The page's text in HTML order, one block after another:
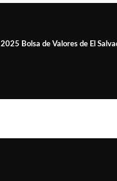
Bolsa de Valores de El